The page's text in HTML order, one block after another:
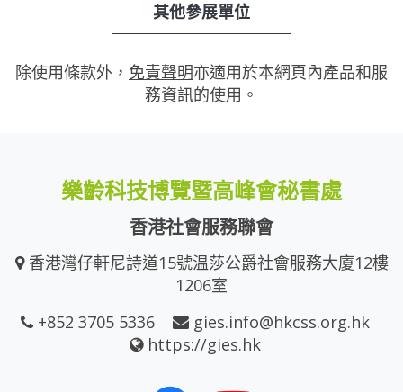
其他參展單位
除使用條款外， 免責聲明亦適用於本網頁內產品和服
務資訊的使用。
樂齡科技博覽暨高峰會秘書處
香港社會服務聯會
香港灣仔軒尼詩道15號温莎公爵社會服務大廈12樓
1206室
+852 3705 5336
gies.info@hkcss.org.hk
https://gies.hk